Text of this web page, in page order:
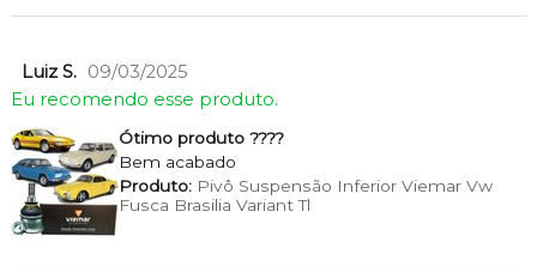
Luiz S. 09/03/2025
Eu recomendo esse produto.
Ótimo produto ????
Bem acabado
Produto:Pivô Suspensão Inferior Viemar Vw
Fusca Brasilia Variant Tl